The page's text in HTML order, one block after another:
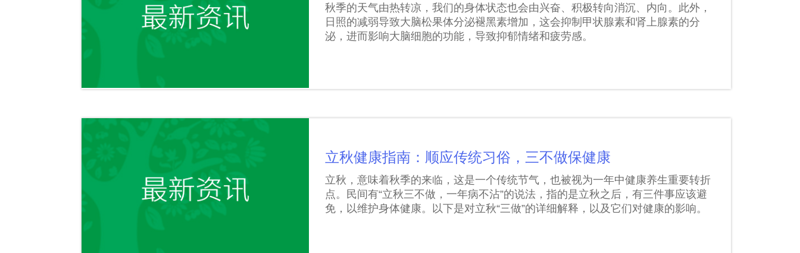
秋季的天气由热转凉，我们的身体状态也会由兴奋、积极转向消沉、内向。此外，
日照的减弱导致大脑松果体分泌褪黑素增加，这会抑制甲状腺素和肾上腺素的分
泌，进而影响大脑细胞的功能，导致抑郁情绪和疲劳感。
立秋健康指南：顺应传统习俗，三不做保健康
立秋，意味着秋季的来临，这是一个传统节气，也被视为一年中健康养生重要转折
点。民间有“立秋三不做，一年病不沾”的说法，指的是立秋之后，有三件事应该避
免，以维护身体健康。以下是对立秋“三做”的详细解释，以及它们对健康的影响。